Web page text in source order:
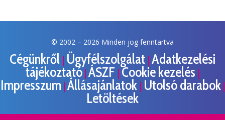
© 2002 – 2026 Minden jog fenntartva
Cégünkről | Ügyfélszolgálat | Adatkezelési
tájékoztató | ÁSZF | Cookie kezelés |
Impresszum| Állásajánlatok | Utolsó darabok|
Letöltések